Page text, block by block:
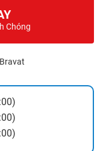
Chóng